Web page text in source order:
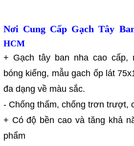
Nơi Cung Cấp Gạch Tây
HCM
+ Gạch tây ban nha cao cấp,
bóng kiếng, mẫu gach ốp lát
đa dạng về màu sắc.
- Chống thấm, chống trơn trượt,
+ Có độ bền cao và tăng khả
phẩm